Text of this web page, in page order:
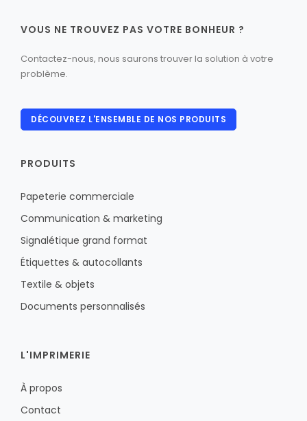
VOUS NE TROUVEZ PAS VOTRE BONHEUR ?
Contactez-nous, nous saurons trouver la solution à votre
problème.
DÉCOUVREZ L'ENSEMBLE DE NOS PRODUITS
PRODUITS
Papeterie commerciale
Communication & marketing
Signalétique grand format
Étiquettes & autocollants
Textile & objets
Documents personnalisés
L'IMPRIMERIE
À propos
Contact